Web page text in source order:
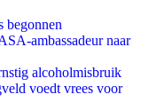
begonnen
ambassadeur naar
alcoholmisbruik
voedt vrees voor